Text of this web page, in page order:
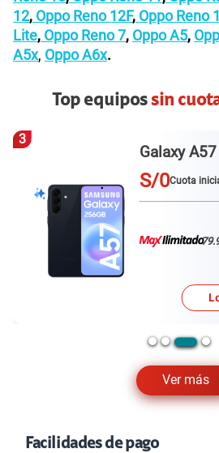
12, Oppo Reno 12F, Oppo Reno
Lite, Oppo Reno 7, Oppo A5,
A5x, Oppo A6x.
Top equipossin
Ver más
3
Galaxy A57
S/0Cuota
Facilidades de pago